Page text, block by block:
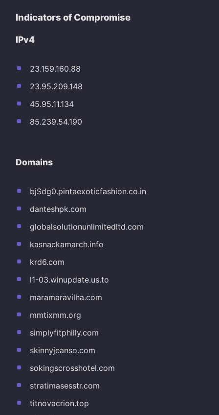
Indicators of Compromise
IPv4
23.159.160.88
23.95.209.148
45.95.11.134
85.239.54.190
Domains
bjSdg0.pintaexoticfashion.co.in
danteshpk.com
globalsolutionunlimitedltd.com
kasnackamarch.info
krd6.com
l1-03.winupdate.us.to
maramaravilha.com
mmtixmm.org
simplyfitphilly.com
skinnyjeanso.com
sokingscrosshotel.com
stratimasesstr.com
titnovacrion.top